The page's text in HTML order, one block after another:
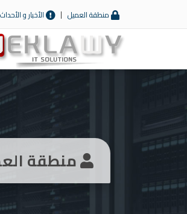
منطقة العميل الأخبار و الأحداث
منطقة